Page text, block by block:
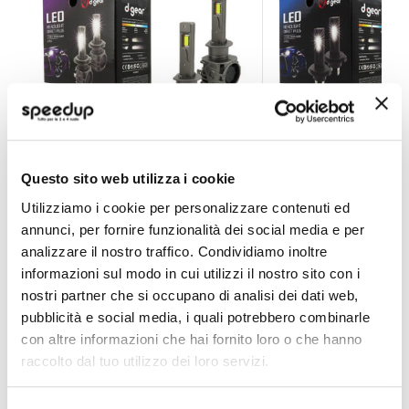
Questo sito web utilizza i cookie
Utilizziamo i cookie per personalizzare contenuti ed
annunci, per fornire funzionalità dei social media e per
analizzare il nostro traffico. Condividiamo inoltre
informazioni sul modo in cui utilizzi il nostro sito con i
nostri partner che si occupano di analisi dei dati web,
pubblicità e social media, i quali potrebbero combinarle
con altre informazioni che hai fornito loro o che hanno
raccolto dal tuo utilizzo dei loro servizi.
Lampadine H1 X-series Led Headlight Direct Plug - D-
D-GEAR
White H1 6000K 12V
59,40 €
CONSEGNA IN 48H Spedizione gratuita!
D-GEAR
White H1 6000K 12V
59,40 €
CONSEGNA IN 48H